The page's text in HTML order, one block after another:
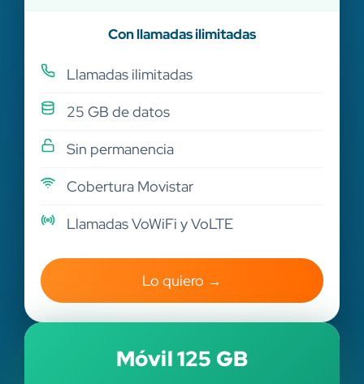
Con llamadas ilimitadas
Llamadas ilimitadas
25 GB de datos
Sin permanencia
Cobertura Movistar
Llamadas VoWiFi y VoLTE
Lo quiero →
Móvil 125 GB